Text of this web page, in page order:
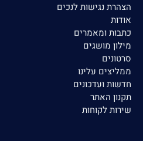
הצהרת נגישות לנכים
אודות
כתבות ומאמרים
מילון מושגים
סרטונים
ממליצים עלינו
חדשות ועדכונים
תקנון האתר
שירות לקוחות